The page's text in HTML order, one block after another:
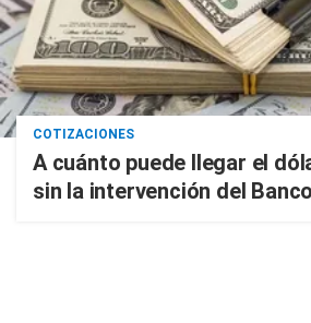
COTIZACIONES
A cuánto puede llegar el
sin la intervención del